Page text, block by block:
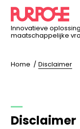
Innovatieve
maatschappelijke
Home Disclaimer
Disclaimer